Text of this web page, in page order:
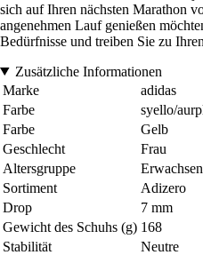
sich auf Ihren nächsten Marathon
angenehmen Lauf genießen
Bedürfnisse und treiben Sie zu
Zusätzliche Informationen
Marke
adidas
Farbe
syello/
Farbe
Gelb
Geschlecht
Frau
Altersgruppe
Sortiment
Adizero
Drop
7 mm
Gewicht des Schuhs (g) 168
Stabilität
Neutre